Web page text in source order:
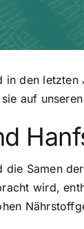
in den
auf
die Samen
wird,